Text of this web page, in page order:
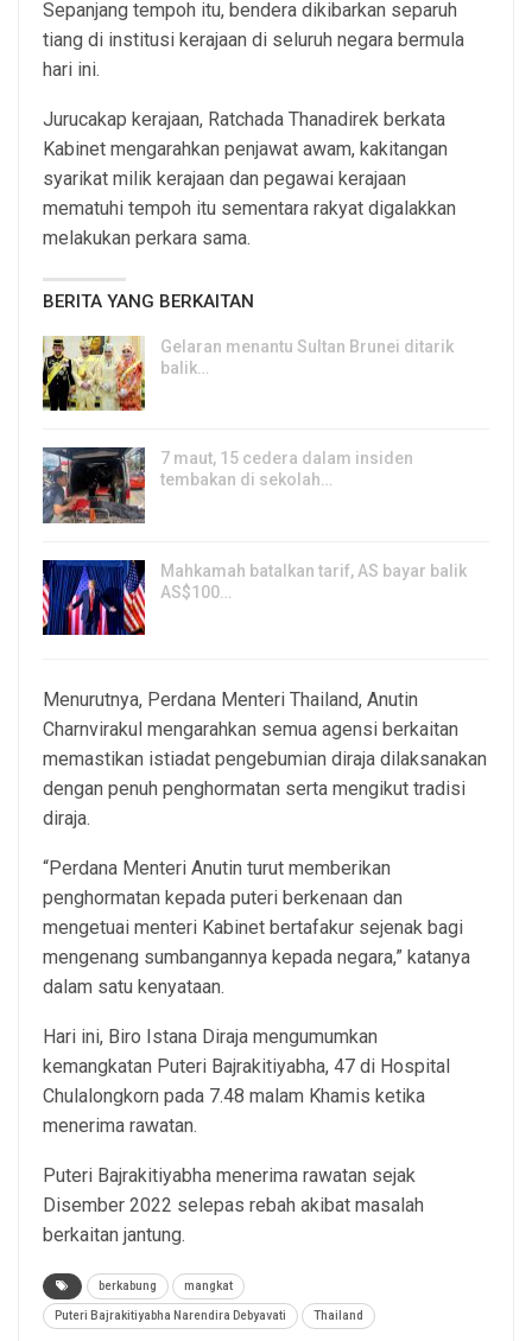
Sepanjang tempoh itu, bendera dikibarkan separuh
tiang di institusi kerajaan di seluruh negara bermula
hari ini.
Jurucakap kerajaan, Ratchada Thanadirek berkata
Kabinet mengarahkan penjawat awam, kakitangan
syarikat milik kerajaan dan pegawai kerajaan
mematuhi tempoh itu sementara rakyat digalakkan
melakukan perkara sama.
BERITA YANG BERKAITAN
Gelaran menantu Sultan Brunei ditarik
balik…
7 maut, 15 cedera dalam insiden
tembakan di sekolah…
Mahkamah batalkan tarif, AS bayar balik
AS$100…
Menurutnya, Perdana Menteri Thailand, Anutin
Charnvirakul mengarahkan semua agensi berkaitan
memastikan istiadat pengebumian diraja dilaksanakan
dengan penuh penghormatan serta mengikut tradisi
diraja.
“Perdana Menteri Anutin turut memberikan
penghormatan kepada puteri berkenaan dan
mengetuai menteri Kabinet bertafakur sejenak bagi
mengenang sumbangannya kepada negara,” katanya
dalam satu kenyataan.
Hari ini, Biro Istana Diraja mengumumkan
kemangkatan Puteri Bajrakitiyabha, 47 di Hospital
Chulalongkorn pada 7.48 malam Khamis ketika
menerima rawatan.
Puteri Bajrakitiyabha menerima rawatan sejak
Disember 2022 selepas rebah akibat masalah
berkaitan jantung.
berkabung mangkat
Puteri Bajrakitiyabha Narendira Debyavati Thailand